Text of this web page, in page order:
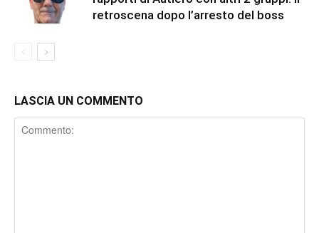
retroscena dopo l’arresto del boss
LASCIA UN COMMENTO
Comment